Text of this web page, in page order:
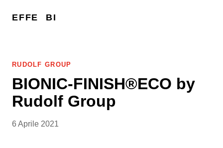
EFFE BI
RUDOLF GROUP
BIONIC-FINISH®ECO by
Rudolf Group
6 Aprile 2021